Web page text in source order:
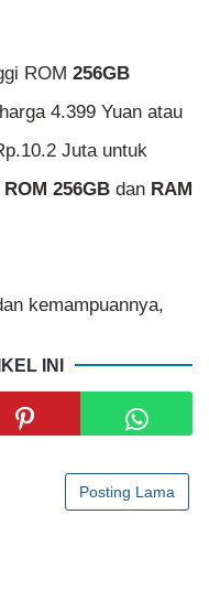
ROM 256GB
4.399 Yuan atau
Juta untuk
ROM 256GB dan RAM
kemampuannya,
INI
Posting Lama